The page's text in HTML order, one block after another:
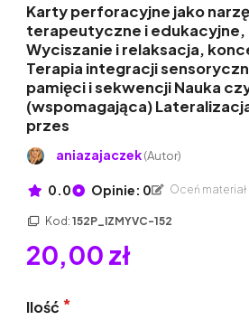
Karty perforacyjne jako
terapeutyczne i edukacyjne,
Wyciszanie i relaksacja,
Terapia integracji
pamięci i sekwencji Nauka
(wspomagająca)
przes
aniazajaczek(Autor)
0.0 Opinie: 0 Oceń materiał
Kod: 152P_IZMYVC-152
20,00 zł
Ilość